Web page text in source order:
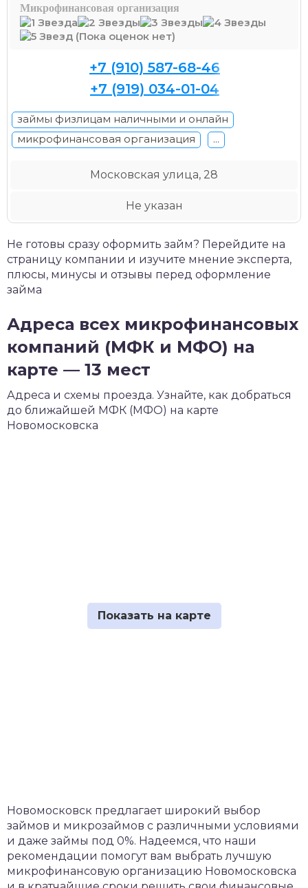
Микрофинансовая организация
(Пока оценок нет)
+7 (910) 587-68-46
+7 (919) 034-01-04
займы физлицам наличными и онлайн
микрофинансовая организация
...
Московская улица, 28
Не указан
Не готовы сразу оформить займ? Перейдите на
страницу компании и изучите мнение эксперта,
плюсы, минусы и отзывы перед оформление
займа
Адреса всех микрофинансовых
компаний (МФК и МФО) на
карте — 13 мест
Адреса и схемы проезда. Узнайте, как добраться
до ближайшей МФК (МФО) на карте
Новомосковска
Новомосковск предлагает широкий выбор
займов и микрозаймов с различными условиями
и даже займы под 0%. Надеемся, что наши
рекомендации помогут вам выбрать лучшую
микрофинансовую организацию Новомосковска